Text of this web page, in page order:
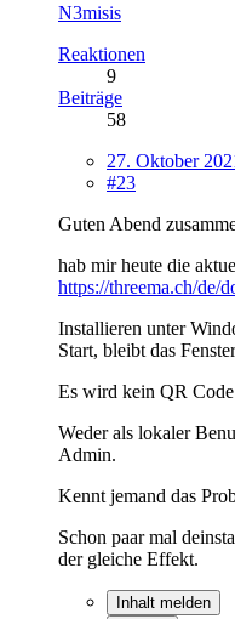
N3misis
Reaktionen
9
Beiträge
58
27. Oktober
#23
Guten Abend
hab mir heute die
https://threema.ch/de/
Installieren unter
Start, bleibt das
Es wird kein QR Code
Weder als lokaler
Admin.
Kennt jemand das
Schon paar mal
der gleiche Effekt.
Inhalt melden